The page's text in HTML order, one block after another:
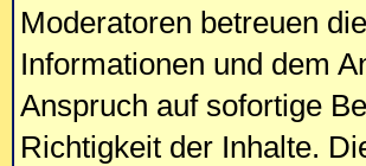
Moderatoren betreuen
Informationen und dem
Anspruch auf sofortige
Richtigkeit der Inhalte.